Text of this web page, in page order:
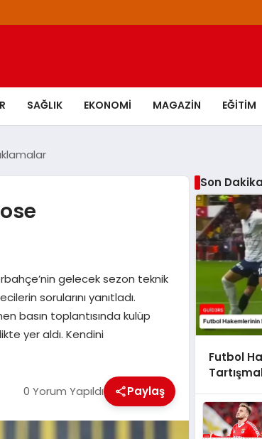
SAĞLIK EKONOMI MAGAZIN EĞITIM
gelecek sezon teknik
sorularını yanıtladı.
basın toplantısında kulüp
yer aldı. Kendini
0 Yorum Yapıldı Paylaş
Son Dakika
Futbol